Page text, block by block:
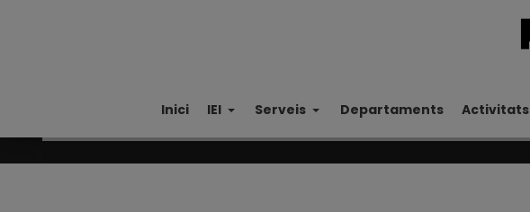
Inici IEI Serveis Departaments Activitats